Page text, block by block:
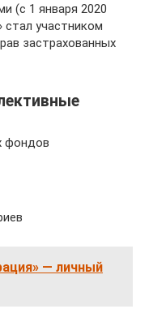
(с 1 января 2020
участником
застрахованных
фондов
— личный